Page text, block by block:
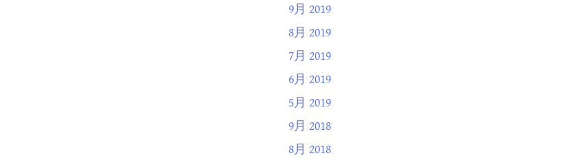
9月 2019
8月 2019
7月 2019
6月 2019
5月 2019
9月 2018
8月 2018